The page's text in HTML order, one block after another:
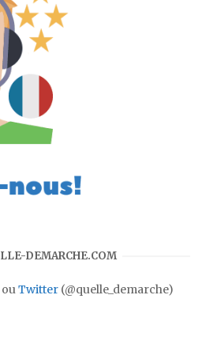
DEMARCHE.COM
ouTwitter (@quelle_demarche)